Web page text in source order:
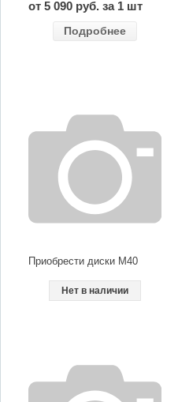
от 5 090 руб. за 1 шт
Подробнее
Приобрести диски M40
Нет в наличии